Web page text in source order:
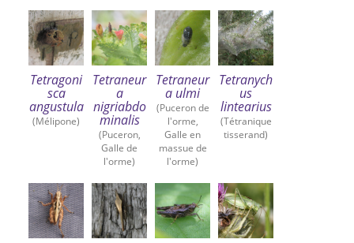
Tetragoni
sca
angustula
(Mélipone)
Tetraneur
a
nigriabdo
minalis
(Puceron,
Galle de
l'orme)
Tetraneur
a ulmi
(Puceron de
l'orme,
Galle en
massue de
l'orme)
Tetranych
us
lintearius
(Tétranique
tisserand)